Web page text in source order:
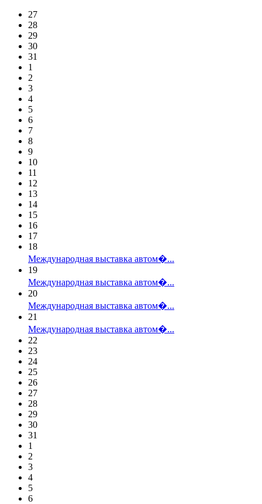
27
28
29
30
31
1
2
3
4
5
6
7
8
9
10
11
12
13
14
15
16
17
18
Международная выставка автом�...
19
Международная выставка автом�...
20
Международная выставка автом�...
21
Международная выставка автом�...
22
23
24
25
26
27
28
29
30
31
1
2
3
4
5
6